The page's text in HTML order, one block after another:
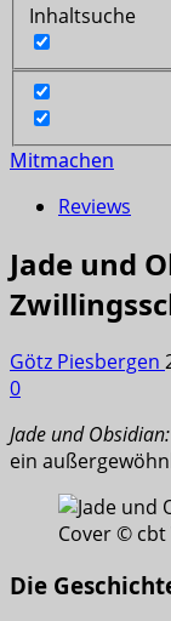
Inhaltsuche
Mitmachen
Reviews
Jade und
Götz Piesbergen
0
Jade und
ein
Cover © cbt
Die